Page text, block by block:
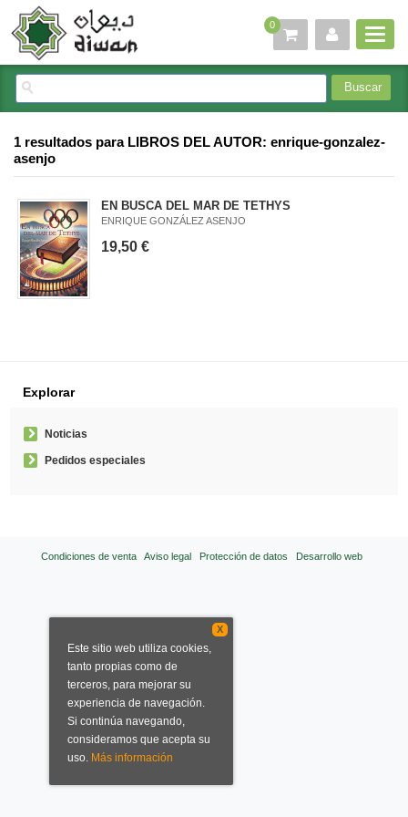
0
1 resultados para LIBROS DEL AUTOR: enrique-gonzalez-
asenjo
EN BUSCA DEL MAR DE TETHYS
ENRIQUE GONZÁLEZ ASENJO
19,50 €
Explorar
Noticias
Pedidos especiales
Condiciones de venta Aviso legal Protección de datos Desarrollo web
X
Este sitio web utiliza cookies,
tanto propias como de
terceros, para mejorar su
experiencia de navegación.
Si continúa navegando,
consideramos que acepta su
uso. Más información